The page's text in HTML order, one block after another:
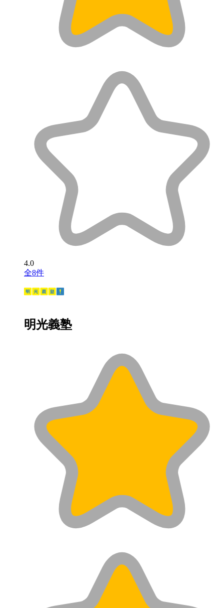
4.0
全8件
明光義塾